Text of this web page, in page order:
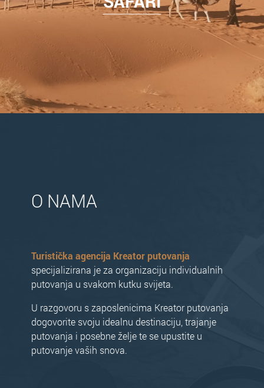
O NAMA
Turistička agencija Kreator putovanja
specijalizirana je za organizaciju individualnih
putovanja u svakom kutku svijeta.
U razgovoru s zaposlenicima Kreator putovanja
dogovorite svoju idealnu destinaciju, trajanje
putovanja i posebne želje te se upustite u
putovanje vaših snova.